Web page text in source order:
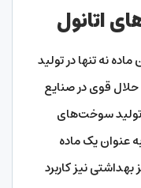
اتانول
نه تنها در تولید
قوی در صنایع
تولید سوخت‌های
عنوان یک ماده
نیز کاربرد